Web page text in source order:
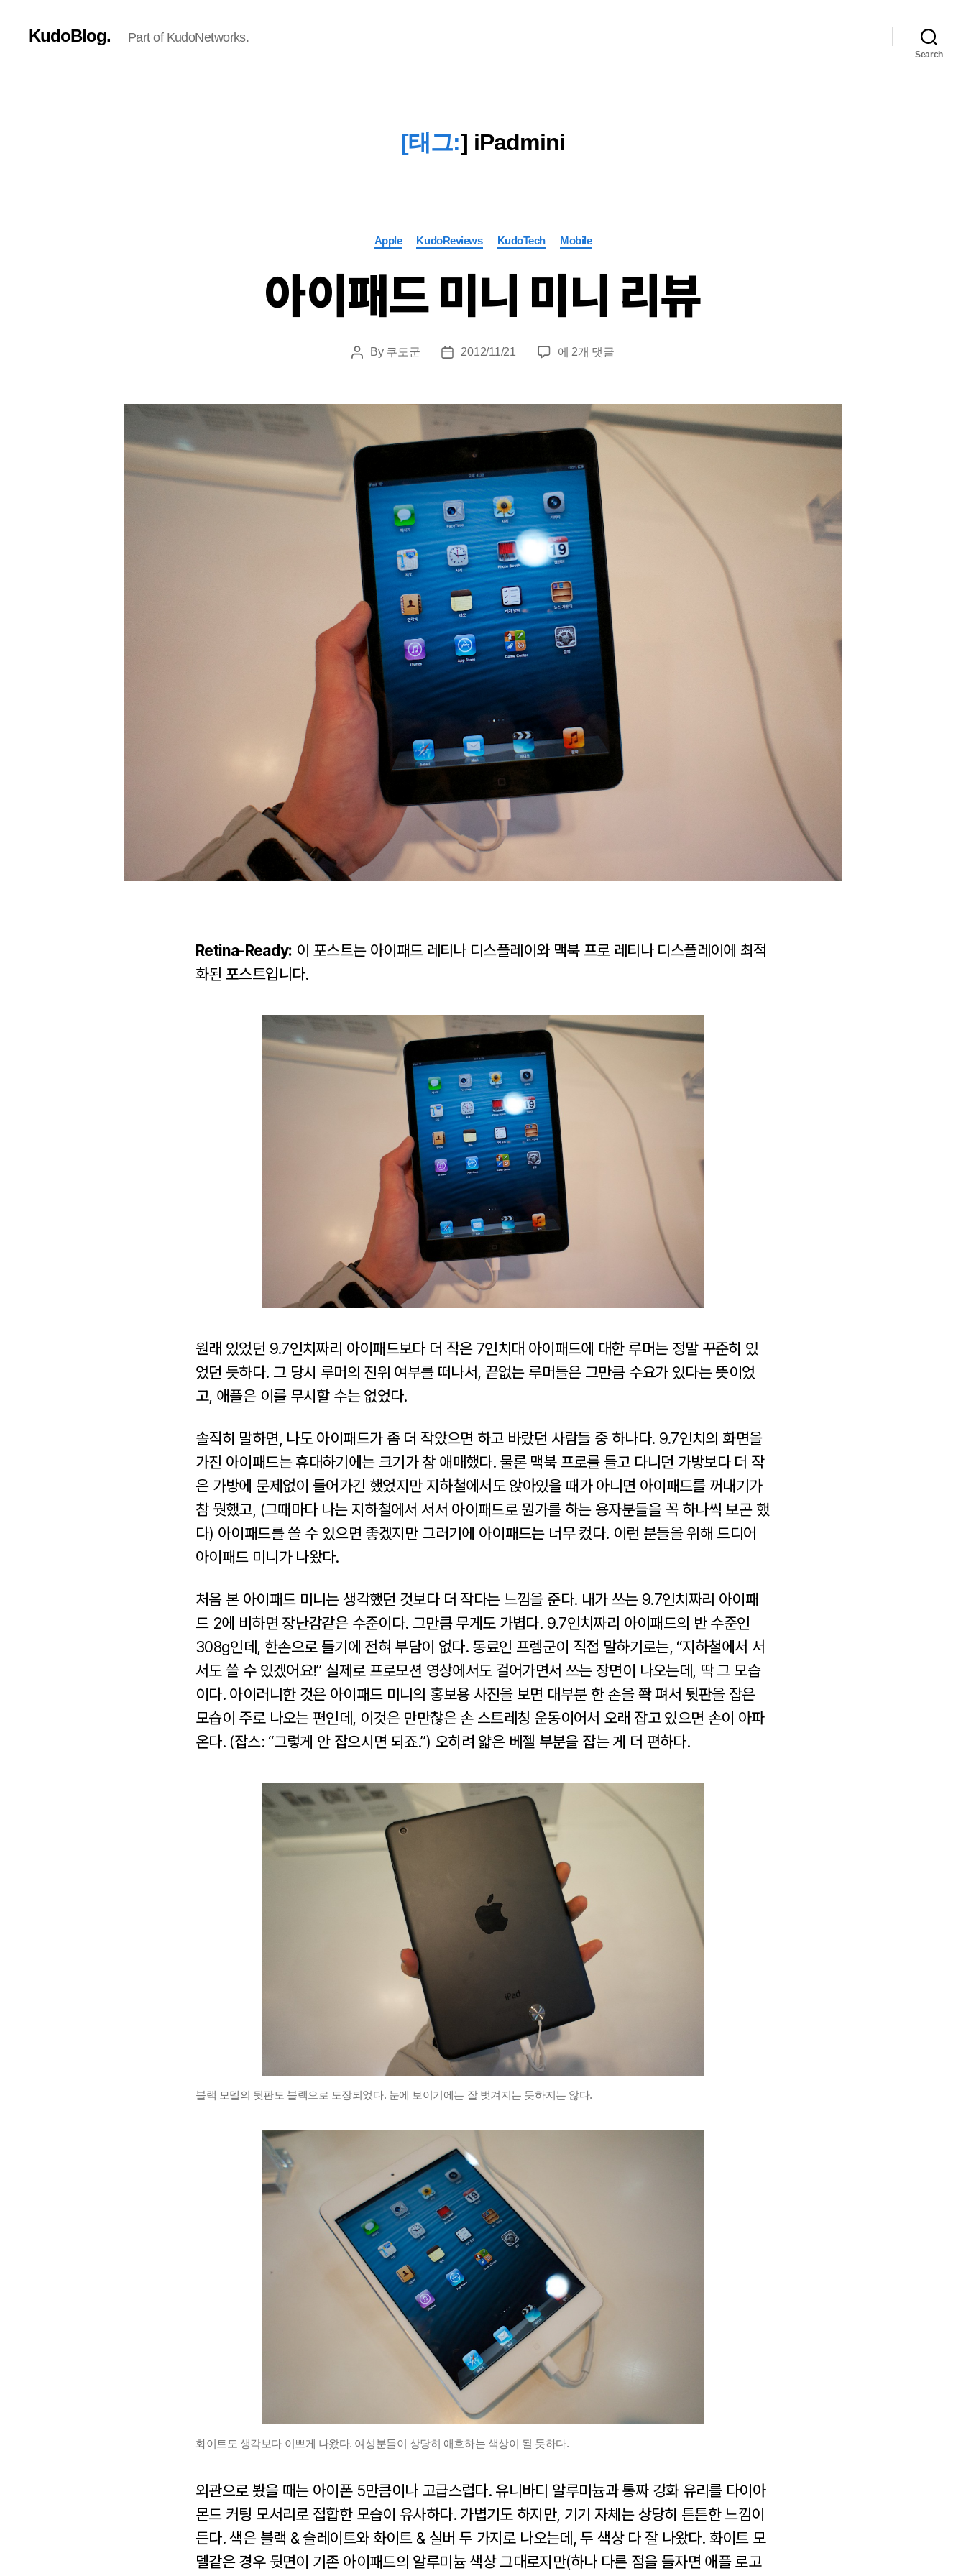
KudoBlog. Part of KudoNetworks.
Search
[태그:] iPadmini
Categories
Apple KudoReviews KudoTech Mobile
아이패드 미니 미니 리뷰
PostBy 쿠도군
Post2012/11/21
아
드
니
리
뷰
에 2개 댓글
Retina-Ready: 이 포스트는 아이패드 레티나 디스플레이와 맥북 프로 레티나 디스플레이에 최적
화된 포스트입니다.
원래 있었던 9.7인치짜리 아이패드보다 더 작은 7인치대 아이패드에 대한 루머는 정말 꾸준히 있
었던 듯하다. 그 당시 루머의 진위 여부를 떠나서, 끝없는 루머들은 그만큼 수요가 있다는 뜻이었
고, 애플은 이를 무시할 수는 없었다.
솔직히 말하면, 나도 아이패드가 좀 더 작았으면 하고 바랐던 사람들 중 하나다. 9.7인치의 화면을
가진 아이패드는 휴대하기에는 크기가 참 애매했다. 물론 맥북 프로를 들고 다니던 가방보다 더 작
은 가방에 문제없이 들어가긴 했었지만 지하철에서도 앉아있을 때가 아니면 아이패드를 꺼내기가
참 뭣했고, (그때마다 나는 지하철에서 서서 아이패드로 뭔가를 하는 용자분들을 꼭 하나씩 보곤 했
다) 아이패드를 쓸 수 있으면 좋겠지만 그러기에 아이패드는 너무 컸다. 이런 분들을 위해 드디어
아이패드 미니가 나왔다.
처음 본 아이패드 미니는 생각했던 것보다 더 작다는 느낌을 준다. 내가 쓰는 9.7인치짜리 아이패
드 2에 비하면 장난감같은 수준이다. 그만큼 무게도 가볍다. 9.7인치짜리 아이패드의 반 수준인
308g인데, 한손으로 들기에 전혀 부담이 없다. 동료인 프렘군이 직접 말하기로는, “지하철에서 서
서도 쓸 수 있겠어요!” 실제로 프로모션 영상에서도 걸어가면서 쓰는 장면이 나오는데, 딱 그 모습
이다. 아이러니한 것은 아이패드 미니의 홍보용 사진을 보면 대부분 한 손을 쫙 펴서 뒷판을 잡은
모습이 주로 나오는 편인데, 이것은 만만찮은 손 스트레칭 운동이어서 오래 잡고 있으면 손이 아파
온다. (잡스: “그렇게 안 잡으시면 되죠.”) 오히려 얇은 베젤 부분을 잡는 게 더 편하다.
블랙 모델의 뒷판도 블랙으로 도장되었다. 눈에 보이기에는 잘 벗겨지는 듯하지는 않다.
화이트도 생각보다 이쁘게 나왔다. 여성분들이 상당히 애호하는 색상이 될 듯하다.
외관으로 봤을 때는 아이폰 5만큼이나 고급스럽다. 유니바디 알루미늄과 통짜 강화 유리를 다이아
몬드 커팅 모서리로 접합한 모습이 유사하다. 가볍기도 하지만, 기기 자체는 상당히 튼튼한 느낌이
든다. 색은 블랙 & 슬레이트와 화이트 & 실버 두 가지로 나오는데, 두 색상 다 잘 나왔다. 화이트 모
델같은 경우 뒷면이 기존 아이패드의 알루미늄 색상 그대로지만(하나 다른 점을 들자면 애플 로고